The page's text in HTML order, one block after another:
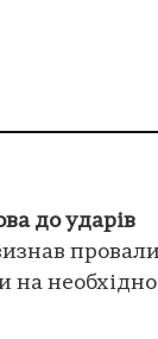
до ударів
на